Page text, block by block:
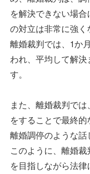
を解決できない場
の対立は非常に強く
離婚裁判では、1か
われ、平均して解
す。
また、離婚裁判で
をすることで最終的
離婚調停のような話
このように、離婚
を目指しながら法